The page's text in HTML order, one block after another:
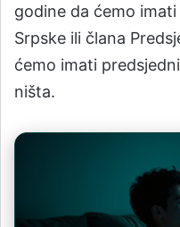
godine da ćemo
Srpske ili člana
ćemo imati
ništa.